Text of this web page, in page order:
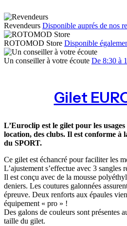
Revendeurs Disponible auprés de nos
ROTOMOD Store Disponible
Un conseiller à votre écoute De 8:30 à
Gilet
L’Euroclip est le gilet pour les usages
location, des clubs. Il est conforme à
du SPORT.
Ce gilet est échancré pour faciliter les
L’ajustement s’effectue avec 3 sangles
Il est conçu avec de la mousse
deniers. Les coutures galonnées
épreuve. Deux renforts aux épaules
équipement « pro » !
Des galons de couleurs sont présentes
taille du gilet.